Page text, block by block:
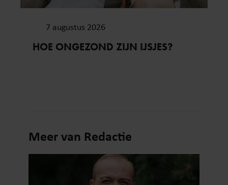
7 augustus 2026
HOE ONGEZOND ZIJN IJSJES?
Meer van Redactie